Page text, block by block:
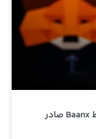
کارت پرداخت زنجیره‌ای متامسک توسط Baanx صادر